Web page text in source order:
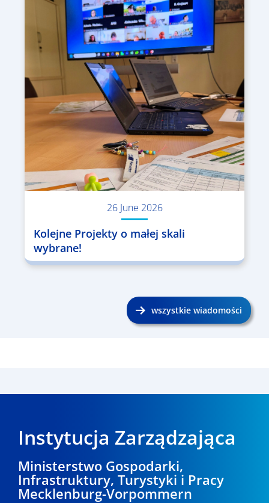
26 June 2026
Kolejne Projekty o małej skali
wybrane!
wszystkie wiadomości
Instytucja Zarządzająca
Ministerstwo Gospodarki,
Infrastruktury, Turystyki i Pracy
Mecklenburg-Vorpommern